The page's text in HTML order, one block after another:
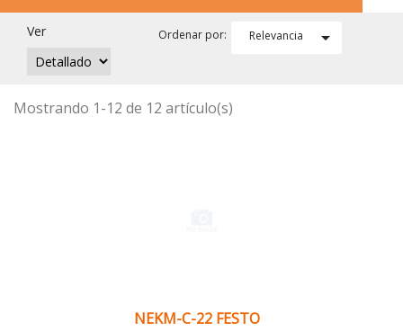
Ver Ordenar por: Relevancia 
Mostrando 1-12 de 12 artículo(s)
NEKM-C-22 FESTO